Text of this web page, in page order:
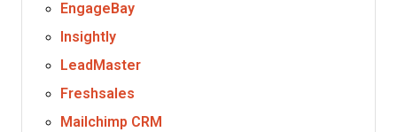
EngageBay
Insightly
LeadMaster
Freshsales
Mailchimp CRM